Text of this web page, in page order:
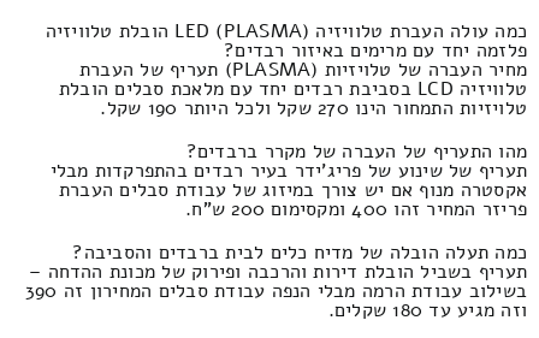
כמה עולה העברת טלוויזיה LED (PLASMA) הובלת טלוויזיה
פלזמה יחד עם מרימים באיזור רבדים?
מחיר העברה של טלויזיות (PLASMA) תעריף של העברת
טלוויזיה LCD בסביבת רבדים יחד עם מלאכת סבלים הובלת
טלויזיות התמחור הינו 270 שקל ולכל היותר 190 שקל.
מהו התעריף של העברה של מקרר ברבדים?
תעריף של שינוע של פריג'ידר בעיר רבדים בהתפרקדות מבלי
אקסטרה מנוף אם יש צורך במיזוג של עבודת סבלים העברת
פריזר המחיר זהו 400 ומקסימום 200 ש"ח.
כמה תעלה הובלה של מדיח כלים לבית ברבדים והסביבה?
תעריף בשביל הובלת דירות והרכבה ופירוק של מכונת ההדחה –
בשילוב עבודת הרמה מבלי הנפה עבודת סבלים המחירון זה 390
וזה מגיע עד 180 שקלים.